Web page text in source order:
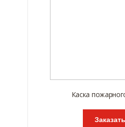
Каска
Заказать